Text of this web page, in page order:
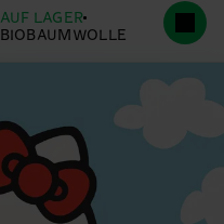
AUF LAGER
BIOBAUMWOLLE